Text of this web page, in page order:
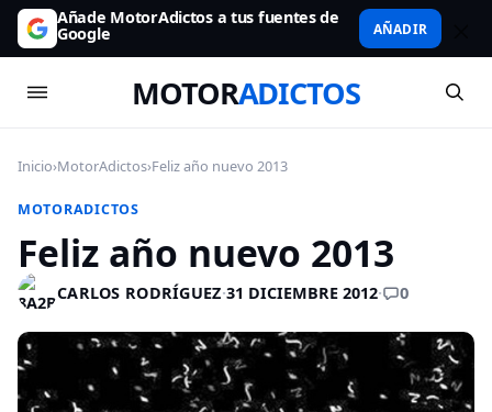
Añade MotorAdictos a tus fuentes de
Google AÑADIR
MOTORADICTOS
Inicio›MotorAdictos›Feliz año nuevo 2013
MOTORADICTOS
Feliz año nuevo 2013
CARLOS RODRÍGUEZ·31 DICIEMBRE 2012· 0